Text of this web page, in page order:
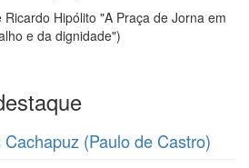
Hipólito "A Praça de Jorna em
e da dignidade")
(Paulo de Castro)